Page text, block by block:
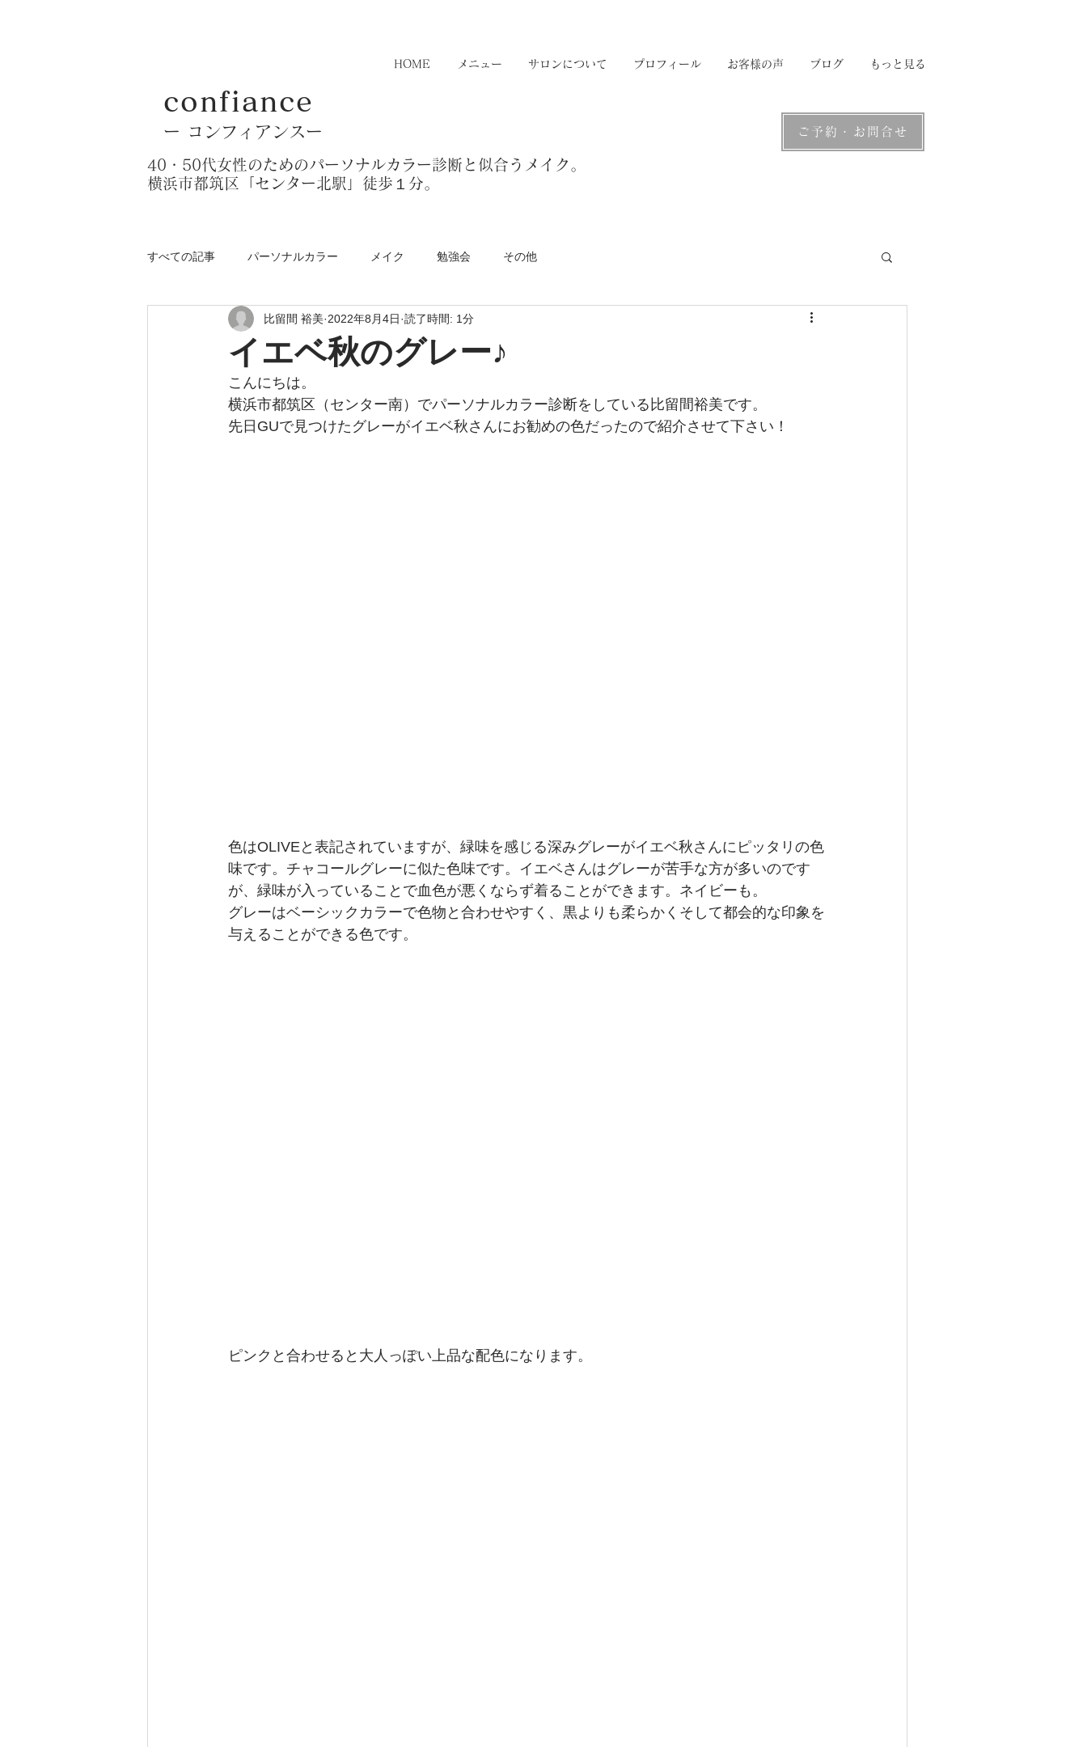
HOME メニュー サロンについて プロフィール お客様の声 ブログ もっと見る
confiance
ご予約・お問合せ
​ー コンフィアンスー
​40・50代女性のためのパーソナルカラー診断と似合うメイク。
​横浜市都筑区「センター北駅」徒歩１分。
すべての記事 パーソナルカラー メイク 勉強会 その他
イエベ秋のグレー♪
比留間 裕美 2022年8月4日 読了時間: 1分
こんにちは。
横浜市都筑区（センター南）でパーソナルカラー診断をしている比留間裕美です。
先日GUで見つけたグレーがイエベ秋さんにお勧めの色だったので紹介させて下さい！
色はOLIVEと表記されていますが、緑味を感じる深みグレーがイエベ秋さんにピッタリの色
味です。チャコールグレーに似た色味です。イエベさんはグレーが苦手な方が多いのです
が、緑味が入っていることで血色が悪くならず着ることができます。ネイビーも。
グレーはベーシックカラーで色物と合わせやすく、黒よりも柔らかくそして都会的な印象を
与えることができる色です。
ピンクと合わせると大人っぽい上品な配色になります。